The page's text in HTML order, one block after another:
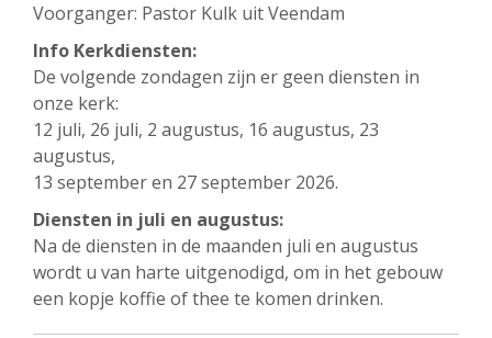
Voorganger: Pastor Kulk uit Veendam
Info Kerkdiensten:
De volgende zondagen zijn er geen diensten in
onze kerk:
12 juli, 26 juli, 2 augustus, 16 augustus, 23
augustus,
13 september en 27 september 2026.
Diensten in juli en augustus:
Na de diensten in de maanden juli en augustus
wordt u van harte uitgenodigd, om in het gebouw
een kopje koffie of thee te komen drinken.